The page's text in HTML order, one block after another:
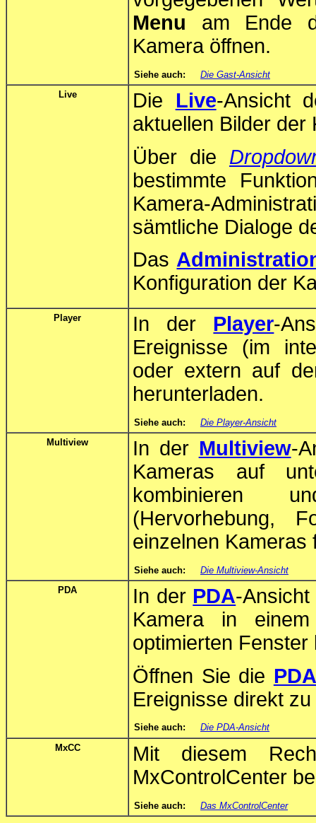
Menu am Ende
Kamera öffnen.
Siehe auch:
Die Gast-Ansicht
Live
Die Live-Ansicht
aktuellen Bilder der
Über die
bestimmte
Kamera-
sämtliche Dialoge
Das
Konfiguration der
Player In der Player-
Ereignisse (im
oder extern auf
herunterladen.
Siehe auch:
Die Player-Ansicht
Multiview
In der Multiview-
Kameras auf
kombinieren
(Hervorhebung,
einzelnen Kameras
Siehe auch:
Die Multiview-Ansicht
PDA
In der PDA-
Kamera in
optimierten Fenster
Öffnen Sie die
Ereignisse direkt
Siehe auch:
Die PDA-Ansicht
MxCC
Mit diesem
MxControlCenter
Siehe auch: Das MxControlCenter